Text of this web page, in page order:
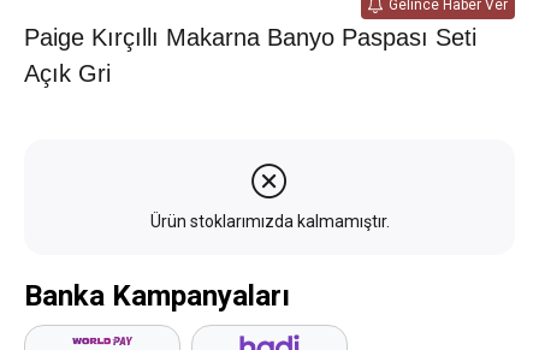
Gelince Haber Ver
Paige Kırçıllı Makarna Banyo Paspası Seti
Açık Gri
Ürün stoklarımızda kalmamıştır.
Banka Kampanyaları